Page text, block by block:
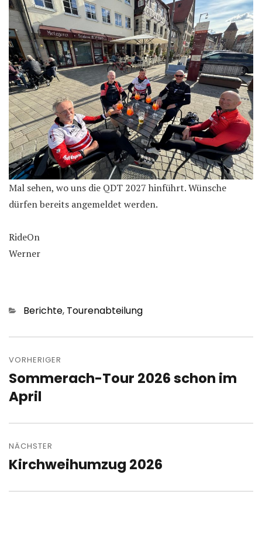
Mal sehen, wo uns die QDT 2027 hinführt. Wünsche
dürfen bereits angemeldet werden.
RideOn
Werner
Kategorien
Berichte, Tourenabteilung
Beitragsnavigation
VORHERIGER
Vorheriger
Beitrag:
Sommerach-Tour 2026 schon im
April
NÄCHSTER
Nächster
Kirchweihumzug 2026